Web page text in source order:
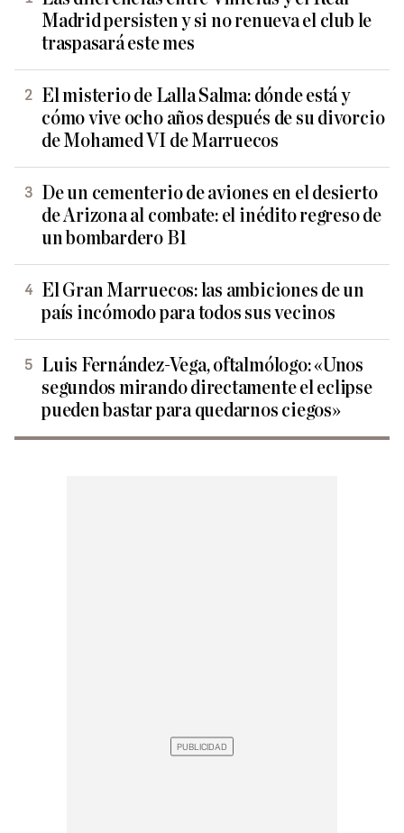
Madrid persisten y si no renueva el club le
traspasará este mes
El misterio de Lalla Salma: dónde está y
cómo vive ocho años después de su divorcio
de Mohamed VI de Marruecos
De un cementerio de aviones en el desierto
de Arizona al combate: el inédito regreso de
un bombardero B1
El Gran Marruecos: las ambiciones de un
país incómodo para todos sus vecinos
Luis Fernández-Vega, oftalmólogo: «Unos
segundos mirando directamente el eclipse
pueden bastar para quedarnos ciegos»